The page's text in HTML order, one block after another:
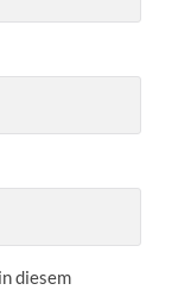
diesem